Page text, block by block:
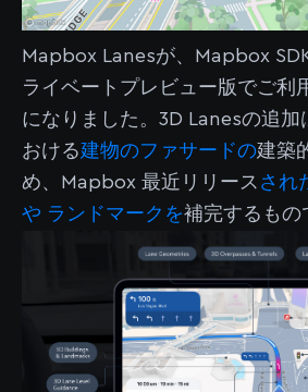
Mapbox Lanesが、Mapbox
ライベートプレビュー版でご利
になりました。3D Lanesの追加
おける建物のファサードの建築
め、Mapbox 最近リリース され
や ランドマークを補完するもの